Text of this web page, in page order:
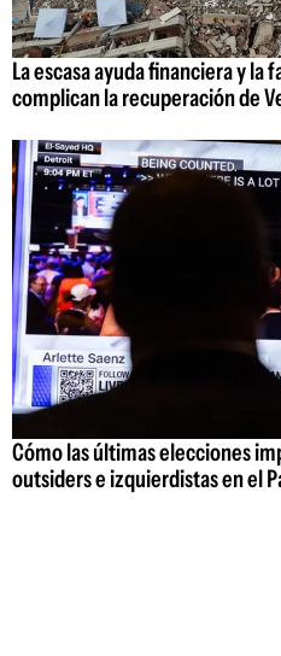
La escasa ayuda financiera y la
complican la recuperación de
Cómo las últimas elecciones
outsiders e izquierdistas en el